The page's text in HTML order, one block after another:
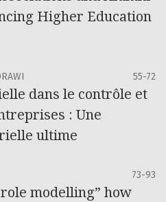
Higher Education
55-72
dans le contrôle et
: Une
ultime
73-93
modelling” how